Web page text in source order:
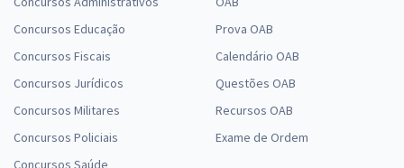
DEGASE - Departamento Geral de Ações Socioeducativas do Rio de
Janeiro - Técnico de Enfermagem
29,52
Economize R$ 88,56 (-20%)
Concursos Educação
Concursos Fiscais
Concursos Jurídicos
Concursos Militares
Concursos Policiais
Concursos Saúde
Prova OAB
Calendário OAB
Questões OAB
Recursos OAB
Exame de Ordem